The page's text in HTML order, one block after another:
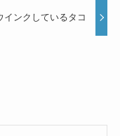
インクしているタコ